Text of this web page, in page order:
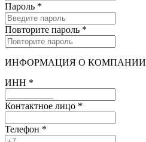
Пароль *
Повторите пароль *
ИНФОРМАЦИЯ О КОМПАНИИ
ИНН *
Контактное лицо *
Телефон *